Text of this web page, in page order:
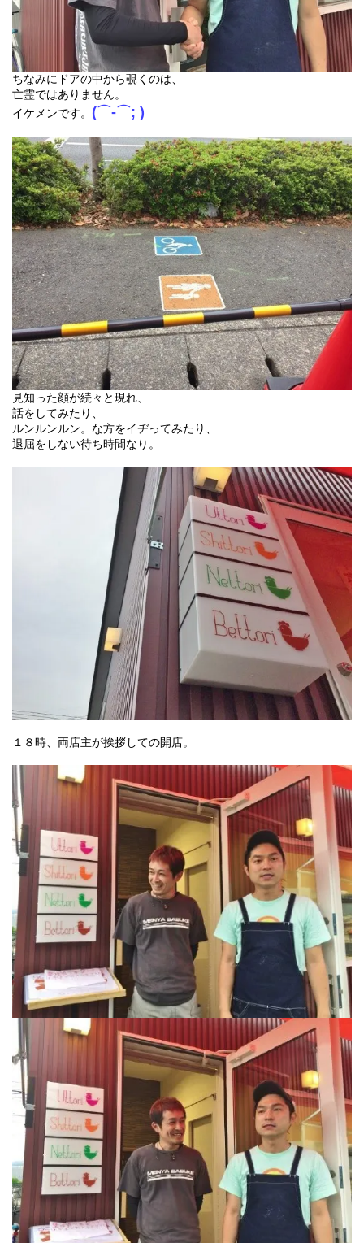
ちなみにドアの中から覗くのは、
亡霊ではありません。
イケメンです。 (⌒-⌒; )
見知った顔が続々と現れ、
話をしてみたり、
ルンルンルン。な方をイヂってみたり、
退屈をしない待ち時間なり。
１８時、両店主が挨拶しての開店。